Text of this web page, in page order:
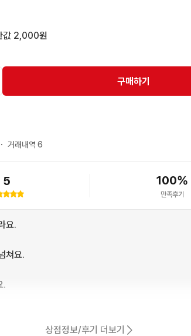
값 2,000원
구매하기
・ 거래내역 6
5 100%
만족후기
요.
쳐요.
.
상점정보/후기 더보기